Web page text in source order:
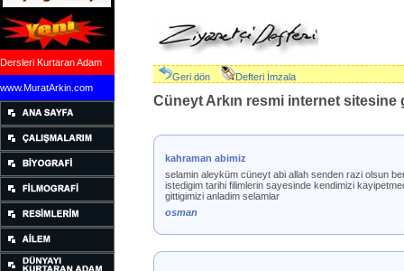
Dersleri Kurtaran Adam
www.MuratArkin.com
Geri dön Defteri İmzala
Cüneyt Arkın resmi internet
kahraman abimiz
selamin aleyküm cüneyt abi allah senden razi olsun
istedigim tarihi filimlerin sayesinde kendimizi
gittigimizi anladim selamlar
osman